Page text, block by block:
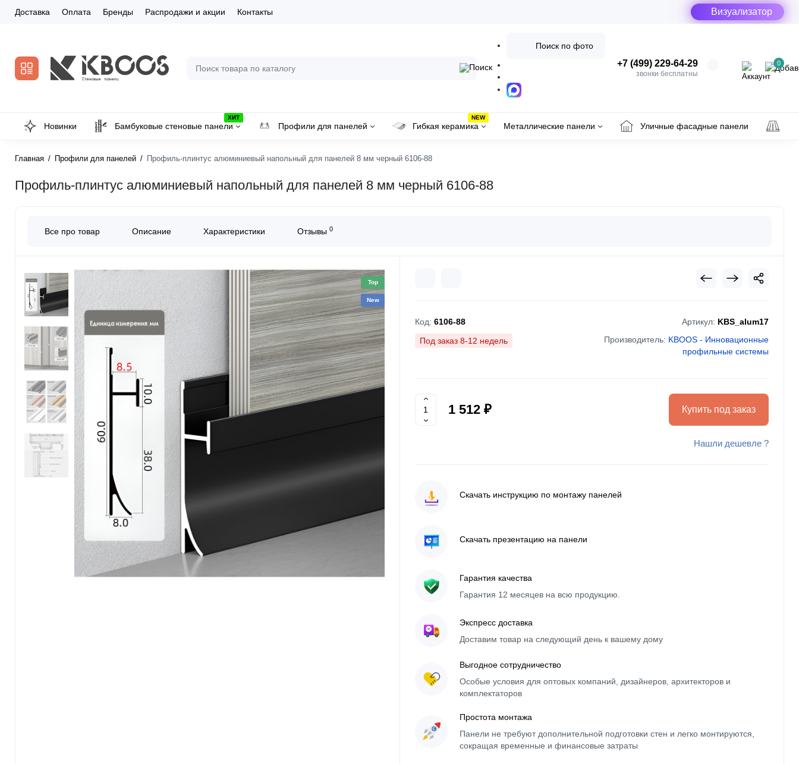
Визуализатор
Доставка Оплата Бренды Распродажи и акции Контакты
+7 (499) 229-64-29
звонки бесплатны
0
Поиск по фото
Новинки
ХИТ
Бамбуковые стеновые панели Профили для панелей
NEW
Гибкая керамика Металлические панели Уличные фасадные панели
Главная Профили для панелей Профиль-плинтус алюминиевый напольный для панелей 8 мм черный 6106-88
Профиль-плинтус алюминиевый напольный для панелей 8 мм черный 6106-88
Все про товар Описание Характеристики Отзывы 0
Top
New
Код: 6106-88 Артикул: KBS_alum17
Производитель: KBOOS - Инновационные
профильные системы
Под заказ 8-12 недель
1 512 ₽ Купить под заказ
Нашли дешевле ?
Скачать инструкцию по монтажу панелей
Скачать презентацию на панели
Гарантия качества
Гарантия 12 месяцев на всю продукцию.
Экспресс доставка
Доставим товар на следующий день к вашему дому
Выгодное сотрудничество
Особые условия для оптовых компаний, дизайнеров, архитекторов и
комплектаторов
Простота монтажа
Панели не требуют дополнительной подготовки стен и легко монтируются,
сокращая временные и финансовые затраты